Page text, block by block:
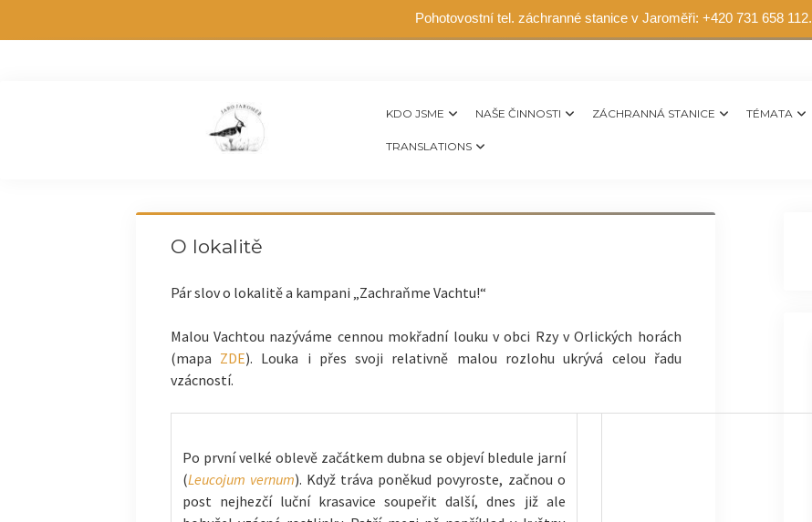
Pohotovostní tel. záchranné stanice v Jaroměři: +420 731 658 112.
KDO JSME NAŠE ČINNOSTI ZÁCHRANNÁ STANICE TÉMATA
TRANSLATIONS
O lokalitě
Pár slov o lokalitě a kampani „Zachraňme Vachtu!“
Malou Vachtou nazýváme cennou mokřadní louku v obci Rzy v Orlických horách
(mapa ZDE). Louka i přes svoji relativně malou rozlohu ukrývá celou řadu
vzácností.
Po první velké oblevě začátkem dubna se objeví bledule jarní
(Leucojum vernum). Když tráva poněkud povyroste, začnou o
post nejhezčí luční krasavice soupeřit další, dnes již ale